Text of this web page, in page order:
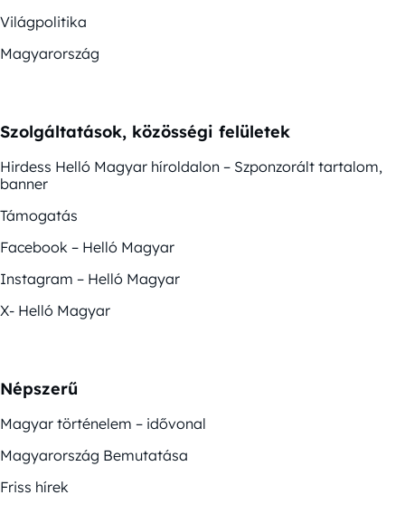
Világpolitika
Magyarország
Szolgáltatások, közösségi felületek
Hirdess Helló Magyar híroldalon – Szponzorált tartalom,
banner
Támogatás
Facebook – Helló Magyar
Instagram – Helló Magyar
X- Helló Magyar
Népszerű
Magyar történelem – idővonal
Magyarország Bemutatása
Friss hírek